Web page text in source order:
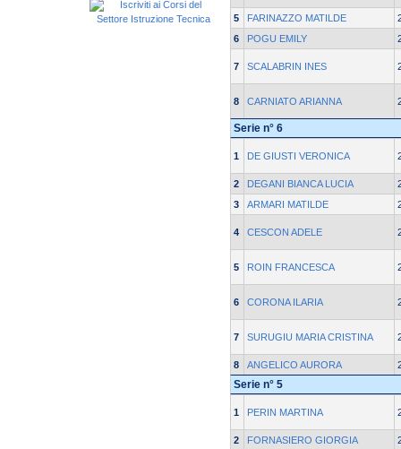
5 FARINAZZO MATILDE
6
POGU EMILY
7 SCALABRIN INES
8 CARNIATO ARIANNA
Serie n° 6
1 DE GIUSTI VERONICA
2 DEGANI BIANCA LUCIA
3
ARMARI MATILDE
4 CESCON ADELE
5 ROIN FRANCESCA
6 CORONA ILARIA
7 SURUGIU MARIA CRISTINA
8 ANGELICO AURORA
Serie n° 5
1 PERIN MARTINA
2 FORNASIERO GIORGIA